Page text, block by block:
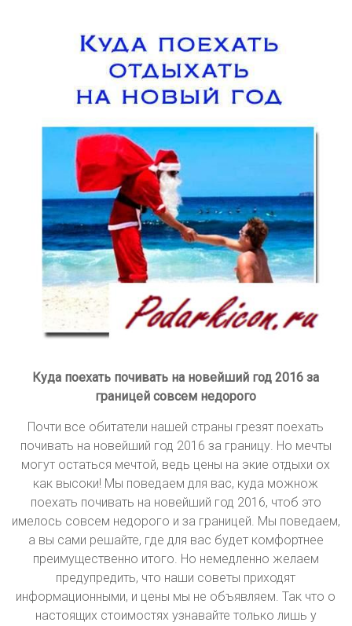
Куда поехать почивать на новейший год 2016 за
границей совсем недорого
Почти все обитатели нашей страны грезят поехать
почивать на новейший год 2016 за границу. Но мечты
могут остаться мечтой, ведь цены на экие отдыхи ох
как высоки! Мы поведаем для вас, куда можнож
поехать почивать на новейший год 2016, чтоб это
имелось совсем недорого и за границей. Мы поведаем,
а вы сами решайте, где для вас будет комфортнее
преимущественно итого. Но немедленно желаем
предупредить, что наши советы приходят
информационными, и цены мы не объявляем. Так что о
настоящих стоимостях узнавайте только лишь у